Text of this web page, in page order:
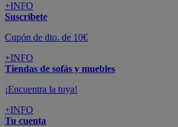
+INFO
Suscríbete
Cupón de dto. de 10€
+INFO
Tiendas de sofás y muebles
¡Encuentra la tuya!
+INFO
Tu cuenta